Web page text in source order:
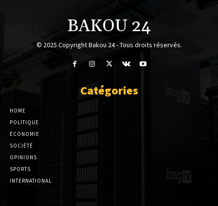
BAKOU 24
© 2025 Copyright Bakou 24 - Tous droits réservés.
Catégories
HOME
POLITIQUE
ÉCONOMIE
SOCIÉTÉ
OPINIONS
SPORTS
INTERNATIONAL